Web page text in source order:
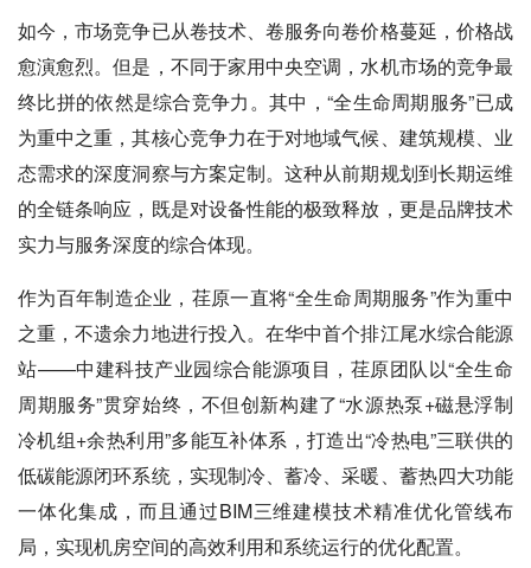
如今，市场竞争已从卷技术、卷服务向卷价格蔓延，价格战
愈演愈烈。但是，不同于家用中央空调，水机市场的竞争最
终比拼的依然是综合竞争力。其中，“全生命周期服务”已成
为重中之重，其核心竞争力在于对地域气候、建筑规模、业
态需求的深度洞察与方案定制。这种从前期规划到长期运维
的全链条响应，既是对设备性能的极致释放，更是品牌技术
实力与服务深度的综合体现。
作为百年制造企业，荏原一直将“全生命周期服务”作为重中
之重，不遗余力地进行投入。在华中首个排江尾水综合能源
站——中建科技产业园综合能源项目，荏原团队以“全生命
周期服务”贯穿始终，不但创新构建了“水源热泵+磁悬浮制
冷机组+余热利用”多能互补体系，打造出“冷热电”三联供的
低碳能源闭环系统，实现制冷、蓄冷、采暖、蓄热四大功能
一体化集成，而且通过BIM三维建模技术精准优化管线布
局，实现机房空间的高效利用和系统运行的优化配置。